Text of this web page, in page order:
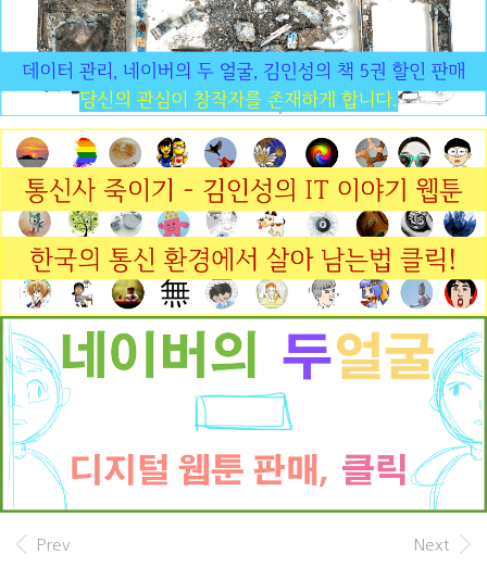
직란 것이었습니다. 손가락 하나 까딱하지 않는 공무
원들, 문제가 발생했을 때 아무짝에도 쓸모 없는 갑
업체의 직원들, 책임 회피에만 관심 있는 지휘관
들…. 결국 문제 해결은 갑,을,병,정의 비정규직들의
몫이다. 이런 주제로 소설을 썼습니다. 여태까지 나
온 모든 자료를 모아 무능한 선관위의 모습을 풍자하
는 ..
Prev Next